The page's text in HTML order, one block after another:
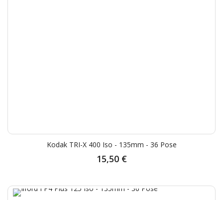
Kodak TRI-X 400 Iso - 135mm - 36 Pose
15,50 €